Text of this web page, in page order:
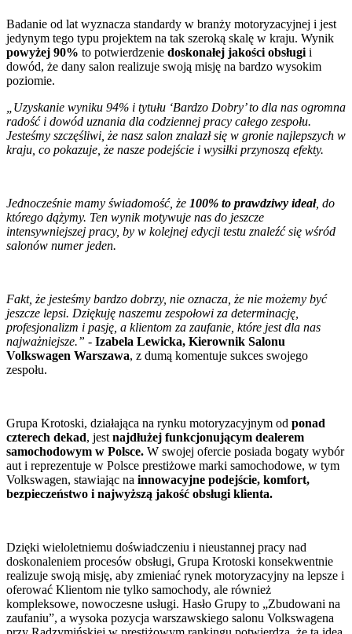
Badanie od lat wyznacza standardy w branży motoryzacyjnej i jest
jedynym tego typu projektem na tak szeroką skalę w kraju. Wynik
powyżej 90% to potwierdzenie doskonałej jakości obsługi i
dowód, że dany salon realizuje swoją misję na bardzo wysokim
poziomie.
„Uzyskanie wyniku 94% i tytułu ‘Bardzo Dobry’ to dla nas ogromna
radość i dowód uznania dla codziennej pracy całego zespołu.
Jesteśmy szczęśliwi, że nasz salon znalazł się w gronie najlepszych w
kraju, co pokazuje, że nasze podejście i wysiłki przynoszą efekty.
Jednocześnie mamy świadomość, że 100% to prawdziwy ideał, do
którego dążymy. Ten wynik motywuje nas do jeszcze
intensywniejszej pracy, by w kolejnej edycji testu znaleźć się wśród
salonów numer jeden.
Fakt, że jesteśmy bardzo dobrzy, nie oznacza, że nie możemy być
jeszcze lepsi. Dziękuję naszemu zespołowi za determinację,
profesjonalizm i pasję, a klientom za zaufanie, które jest dla nas
najważniejsze.” - Izabela Lewicka, Kierownik Salonu
Volkswagen Warszawa, z dumą komentuje sukces swojego
zespołu.
Grupa Krotoski, działająca na rynku motoryzacyjnym od ponad
czterech dekad, jest najdłużej funkcjonującym dealerem
samochodowym w Polsce. W swojej ofercie posiada bogaty wybór
aut i reprezentuje w Polsce prestiżowe marki samochodowe, w tym
Volkswagen, stawiając na innowacyjne podejście, komfort,
bezpieczeństwo i najwyższą jakość obsługi klienta.
Dzięki wieloletniemu doświadczeniu i nieustannej pracy nad
doskonaleniem procesów obsługi, Grupa Krotoski konsekwentnie
realizuje swoją misję, aby zmieniać rynek motoryzacyjny na lepsze i
oferować Klientom nie tylko samochody, ale również
kompleksowe, nowoczesne usługi. Hasło Grupy to „Zbudowani na
zaufaniu”, a wysoka pozycja warszawskiego salonu Volkswagena